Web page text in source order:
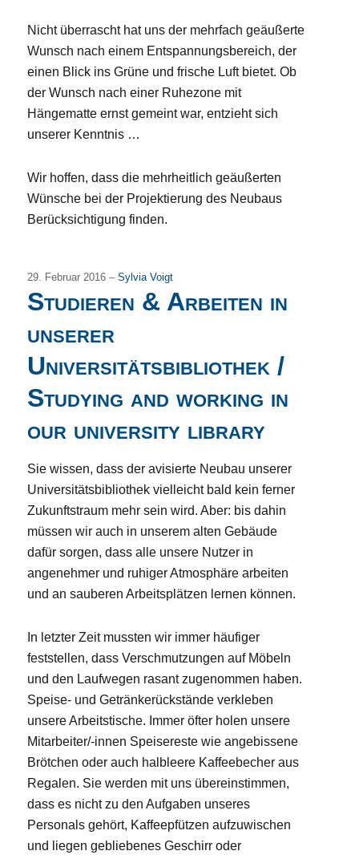
Nicht überrascht hat uns der mehrfach geäußerte
Wunsch nach einem Entspannungsbereich, der
einen Blick ins Grüne und frische Luft bietet. Ob
der Wunsch nach einer Ruhezone mit
Hängematte ernst gemeint war, entzieht sich
unserer Kenntnis …
Wir hoffen, dass die mehrheitlich geäußerten
Wünsche bei der Projektierung des Neubaus
Berücksichtigung finden.
29. Februar 2016 –Sylvia Voigt
Studieren & Arbeiten in
unserer
Universitätsbibliothek /
Studying and working in
our university library
Sie wissen, dass der avisierte Neubau unserer
Universitätsbibliothek vielleicht bald kein ferner
Zukunftstraum mehr sein wird. Aber: bis dahin
müssen wir auch in unserem alten Gebäude
dafür sorgen, dass alle unsere Nutzer in
angenehmer und ruhiger Atmosphäre arbeiten
und an sauberen Arbeitsplätzen lernen können.
In letzter Zeit mussten wir immer häufiger
feststellen, dass Verschmutzungen auf Möbeln
und den Laufwegen rasant zugenommen haben.
Speise- und Getränkerückstände verkleben
unsere Arbeitstische. Immer öfter holen unsere
Mitarbeiter/-innen Speisereste wie angebissene
Brötchen oder auch halbleere Kaffeebecher aus
Regalen. Sie werden mit uns übereinstimmen,
dass es nicht zu den Aufgaben unseres
Personals gehört, Kaffeepfützen aufzuwischen
und liegen gebliebenes Geschirr oder